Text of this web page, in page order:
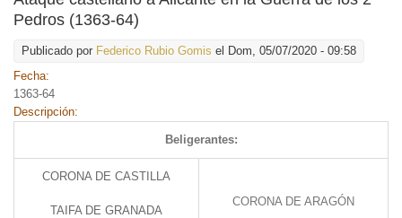
Pedros (1363-64)
Publicado por Federico Rubio Gomis el Dom, 05/07/2020 - 09:58
Fecha:
1363-64
Descripción:
Beligerantes:
CORONA DE CASTILLA
TAIFA DE GRANADA
CORONA DE ARAGÓN